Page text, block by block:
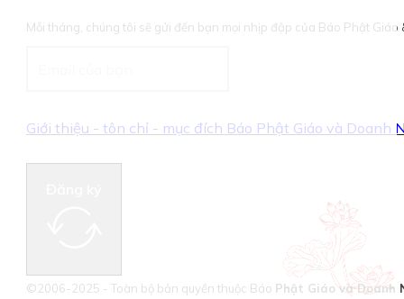
Mỗi tháng, chúng tôi sẽ gửi đến bạn mọi nhịp đập của Báo Phật Giáo
Giới thiệu - tôn chỉ - mục đích Báo Phật Giáo và Doanh
©2006-2025 - Toàn bộ bản quyền thuộc Báo Phật Giáo và Doanh